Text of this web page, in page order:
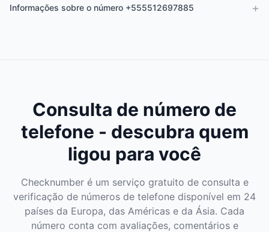
Informações sobre o número +555512697885 +
Consulta de número de
telefone - descubra quem
ligou para você
Checknumber é um serviço gratuito de consulta e
verificação de números de telefone disponível em 24
países da Europa, das Américas e da Ásia. Cada
número conta com avaliações, comentários e